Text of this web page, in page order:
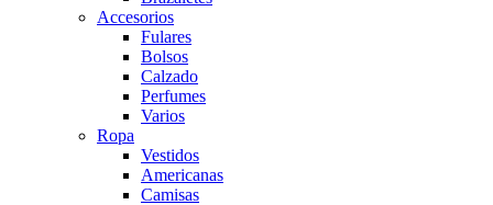
Accesorios
Fulares
Bolsos
Calzado
Perfumes
Varios
Ropa
Vestidos
Americanas
Camisas